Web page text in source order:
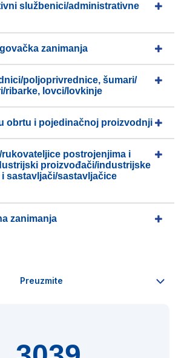
službenici/administrativne
zanimanja
poljoprivrednice, šumari/
ribarke, lovci/lovkinje
obrtu i pojedinačnoj proizvodnji
rukovateljice postrojenjima i
proizvođači/industrijske
sastavljači/sastavljačice
zanimanja